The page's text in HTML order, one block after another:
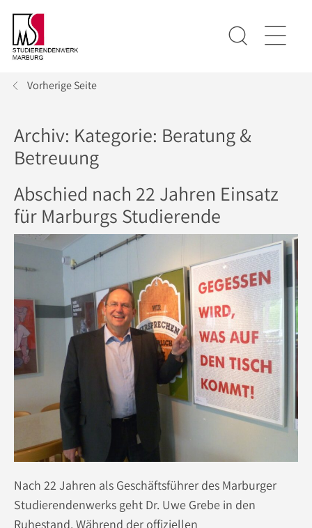
Vorherige Seite
Archiv: Kategorie: Beratung &
Betreuung
Abschied nach 22 Jahren Einsatz
für Marburgs Studierende
Nach 22 Jahren als Geschäftsführer des Marburger
Studierendenwerks geht Dr. Uwe Grebe in den
Ruhestand. Während der offiziellen